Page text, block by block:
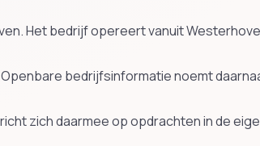
Het bedrijf opereert vanuit
bedrijfsinformatie noemt
zich daarmee op opdrachten in de